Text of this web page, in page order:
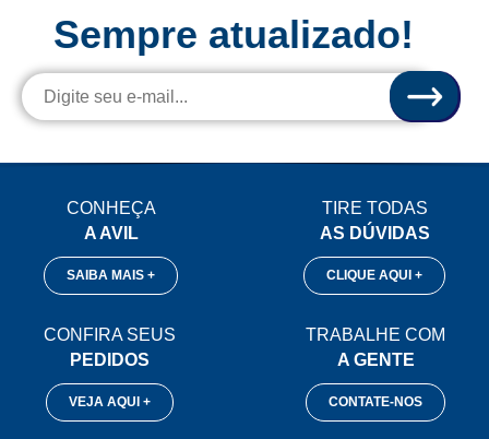
Sempre atualizado!
CONHEÇA
A AVIL
SAIBA MAIS +
TIRE TODAS
AS DÚVIDAS
CLIQUE AQUI +
CONFIRA SEUS
PEDIDOS
VEJA AQUI +
TRABALHE COM
A GENTE
CONTATE-NOS